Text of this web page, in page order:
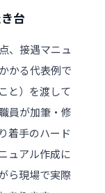
台
、接遇マニュ
かる代表例で
と）を渡して
員が加筆・修
着手のハード
ュアル作成に
ら現場で実際